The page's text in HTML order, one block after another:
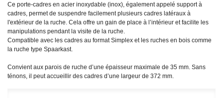
Ce porte-cadres en acier inoxydable (inox), également appelé support à
cadres, permet de suspendre facilement plusieurs cadres latéraux à
l'extérieur de la ruche. Cela offre un gain de place à l’intérieur et facilite les
manipulations pendant la visite de la ruche.
Compatible avec les cadres au format Simplex et les ruches en bois comme
la ruche type Spaarkast.
Convient aux parois de ruche d’une épaisseur maximale de 35 mm. Sans
ténons, il peut accueillir des cadres d’une largeur de 372 mm.